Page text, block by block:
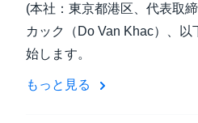
(本社：東京都港区、代表取
カック（Do Van Khac）、以
始します。
もっと見る